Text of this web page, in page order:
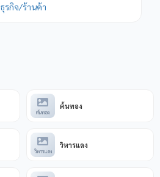
ธุรกิจ/ร้านค้า
ต้นทอง
ต้นทอง
วิหารแดง
วิหารแดง